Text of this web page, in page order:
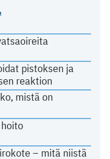
pistoksen ja
reaktion
mistä on
– mitä niistä